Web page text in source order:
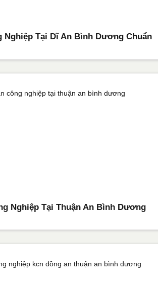
Nghiệp Tại Dĩ An Bình Dương Chuẩn
Nghiệp Tại Thuận An Bình Dương